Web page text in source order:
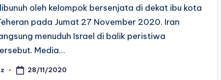
oleh kelompok bersenjata di dekat ibu kota
pada Jumat 27 November 2020. Iran
menuduh Israel di balik peristiwa
Media…
28/11/2020